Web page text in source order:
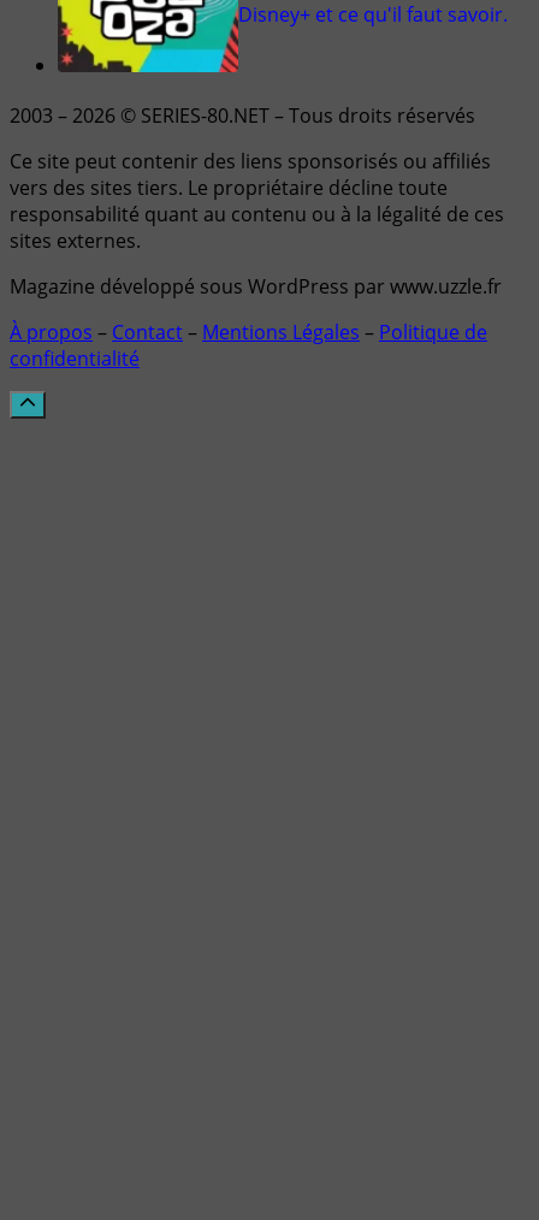
Disney+ et ce qu'il faut savoir.
2003 – 2026 © SERIES-80.NET – Tous droits réservés
Ce site peut contenir des liens sponsorisés ou affiliés
vers des sites tiers. Le propriétaire décline toute
responsabilité quant au contenu ou à la légalité de ces
sites externes.
Magazine développé sous WordPress par www.uzzle.fr
À propos – Contact– Mentions Légales – Politique de
confidentialité